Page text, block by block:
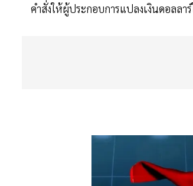
คำสั่งให้ผู้ประกอบการแปลงเงินดอลลา